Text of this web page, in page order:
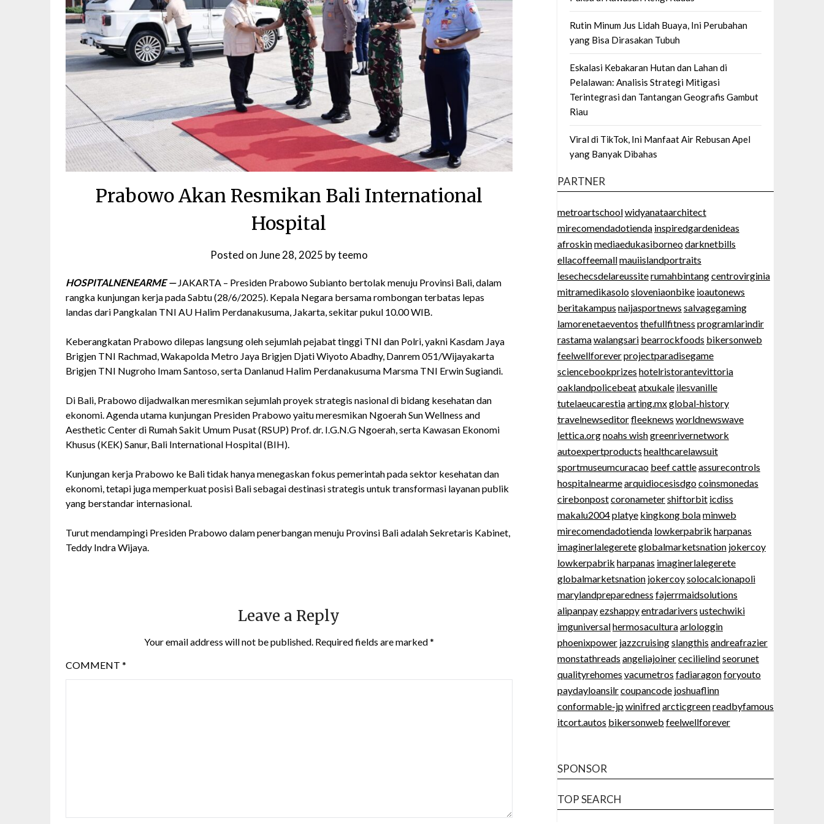
Prabowo Akan Resmikan Bali International
Hospital
Posted onJune 28, 2025 byteemo
HOSPITALNENEARME —JAKARTA – Presiden Prabowo Subianto bertolak menuju Provinsi Bali, dalam
rangka kunjungan kerja pada Sabtu (28/6/2025). Kepala Negara bersama rombongan terbatas lepas
landas dari Pangkalan TNI AU Halim Perdanakusuma, Jakarta, sekitar pukul 10.00 WIB.
Keberangkatan Prabowo dilepas langsung oleh sejumlah pejabat tinggi TNI dan Polri, yakni Kasdam Jaya
Brigjen TNI Rachmad, Wakapolda Metro Jaya Brigjen Djati Wiyoto Abadhy, Danrem 051/Wijayakarta
Brigjen TNI Nugroho Imam Santoso, serta Danlanud Halim Perdanakusuma Marsma TNI Erwin Sugiandi.
Di Bali, Prabowo dijadwalkan meresmikan sejumlah proyek strategis nasional di bidang kesehatan dan
ekonomi. Agenda utama kunjungan Presiden Prabowo yaitu meresmikan Ngoerah Sun Wellness and
Aesthetic Center di Rumah Sakit Umum Pusat (RSUP) Prof. dr. I.G.N.G Ngoerah, serta Kawasan Ekonomi
Khusus (KEK) Sanur, Bali International Hospital (BIH).
Kunjungan kerja Prabowo ke Bali tidak hanya menegaskan fokus pemerintah pada sektor kesehatan dan
ekonomi, tetapi juga memperkuat posisi Bali sebagai destinasi strategis untuk transformasi layanan publik
yang berstandar internasional.
Turut mendampingi Presiden Prabowo dalam penerbangan menuju Provinsi Bali adalah Sekretaris Kabinet,
Teddy Indra Wijaya.
Leave a Reply
Your email address will not be published. Required fields are marked*
COMMENT *
Rutin Minum Jus Lidah Buaya, Ini Perubahan
yang Bisa Dirasakan Tubuh
Eskalasi Kebakaran Hutan dan Lahan di
Pelalawan: Analisis Strategi Mitigasi
Terintegrasi dan Tantangan Geografis Gambut
Riau
Viral di TikTok, Ini Manfaat Air Rebusan Apel
yang Banyak Dibahas
PARTNER
metroartschoolwidyanataarchitect
mirecomendadotienda inspiredgardenideas
afroskinmediaedukasiborneodarknetbills
ellacoffeemallmauiislandportraits
lesechecsdelareussiterumahbintangcentrovirginia
mitramedikasolosloveniaonbike ioautonews
beritakampus naijasportnews salvagegaming
lamorenetaeventos thefullfitness programlarindir
rastamawalangsari bearrockfoods bikersonweb
feelwellforeverprojectparadisegame
sciencebookprizes hotelristorantevittoria
oaklandpolicebeatatxukale ilesvanille
tutelaeucarestiaarting.mxglobal-history
travelnewseditorfleeknews worldnewswave
lettica.orgnoahs wishgreenrivernetwork
autoexpertproducts healthcarelawsuit
sportmuseumcuracao beef cattleassurecontrols
hospitalnearmearquidiocesisdgocoinsmonedas
cirebonpostcoronametershiftorbit icdiss
makalu2004platye kingkong bolaminweb
mirecomendadotienda lowkerpabrik harpanas
imaginerlalegereteglobalmarketsnation jokercoy
lowkerpabrik harpanas imaginerlalegerete
globalmarketsnation jokercoysolocalcionapoli
marylandpreparedness fajerrmaidsolutions
alipanpayezshappyentradarivers ustechwiki
imguniversalhermosaculturaarlologgin
phoenixpower jazzcruisingslangthis andreafrazier
monstathreads angeliajoinercecilielindseorunet
qualityrehomes vacumetros fadiaragonforyouto
paydayloansilrcoupancode joshuaflinn
conformable-jpwinifredarcticgreenreadbyfamous
itcort.autos bikersonweb feelwellforever
SPONSOR
TOP SEARCH